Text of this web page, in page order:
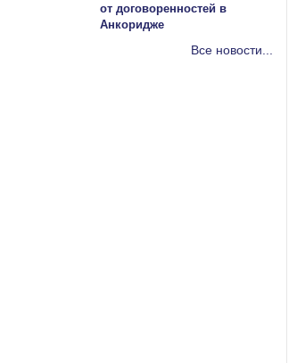
от договоренностей в
Анкоридже
Все новости...